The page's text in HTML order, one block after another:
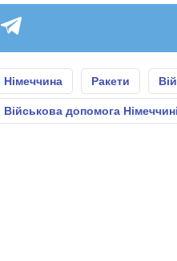
Німеччина Ракети
Військова допомога Німеччині